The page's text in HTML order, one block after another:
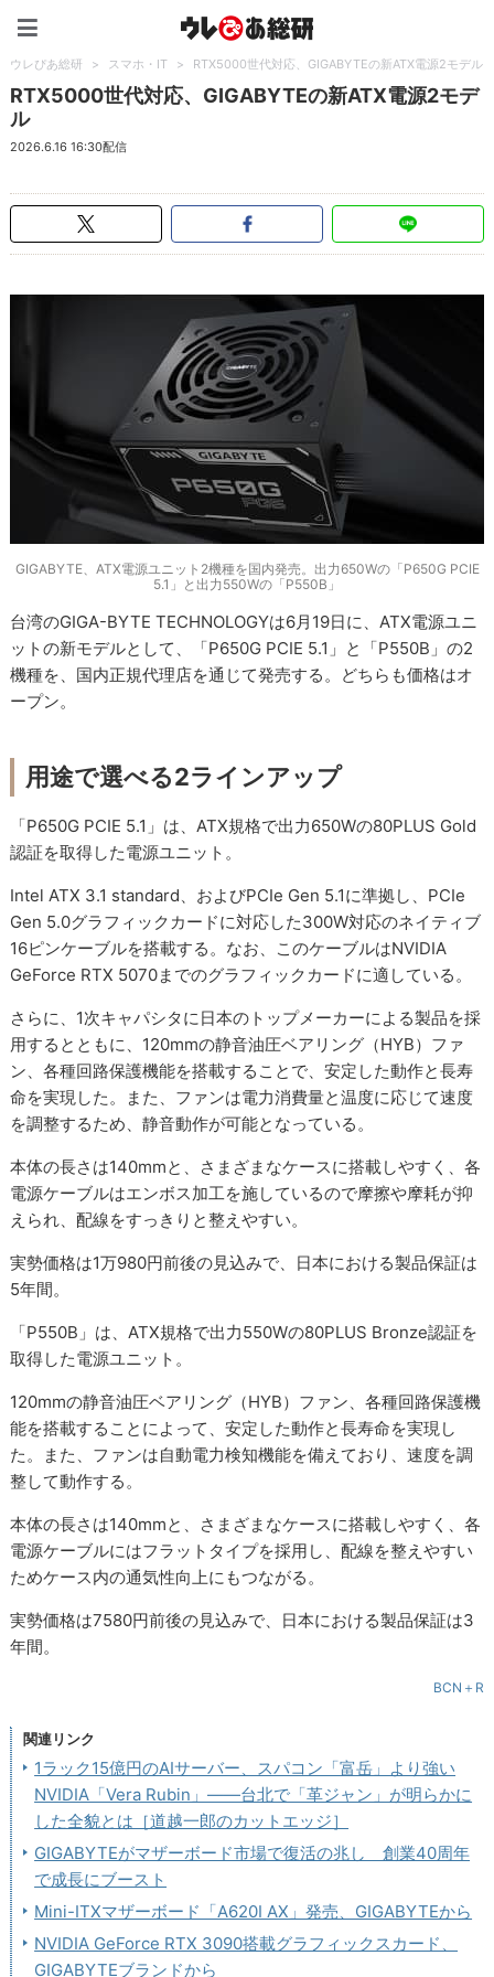
ウレぴあ総研 > スマホ・IT > RTX5000世代対応、GIGABYTEの新ATX電源2モデル
RTX5000世代対応、GIGABYTEの新ATX電源2モデ
ル
2026.6.16 16:30配信
GIGABYTE、ATX電源ユニット2機種を国内発売。出力650Wの「P650G PCIE
5.1」と出力550Wの「P550B」
台湾のGIGA-BYTE TECHNOLOGYは6月19日に、ATX電源ユニ
ットの新モデルとして、「P650G PCIE 5.1」と「P550B」の2
機種を、国内正規代理店を通じて発売する。どちらも価格はオ
ープン。
用途で選べる2ラインアップ
「P650G PCIE 5.1」は、ATX規格で出力650Wの80PLUS Gold
認証を取得した電源ユニット。
Intel ATX 3.1 standard、およびPCIe Gen 5.1に準拠し、PCIe
Gen 5.0グラフィックカードに対応した300W対応のネイティブ
16ピンケーブルを搭載する。なお、このケーブルはNVIDIA
GeForce RTX 5070までのグラフィックカードに適している。
さらに、1次キャパシタに日本のトップメーカーによる製品を採
用するとともに、120mmの静音油圧ベアリング（HYB）ファ
ン、各種回路保護機能を搭載することで、安定した動作と長寿
命を実現した。また、ファンは電力消費量と温度に応じて速度
を調整するため、静音動作が可能となっている。
本体の長さは140mmと、さまざまなケースに搭載しやすく、各
電源ケーブルはエンボス加工を施しているので摩擦や摩耗が抑
えられ、配線をすっきりと整えやすい。
実勢価格は1万980円前後の見込みで、日本における製品保証は
5年間。
「P550B」は、ATX規格で出力550Wの80PLUS Bronze認証を
取得した電源ユニット。
120mmの静音油圧ベアリング（HYB）ファン、各種回路保護機
能を搭載することによって、安定した動作と長寿命を実現し
た。また、ファンは自動電力検知機能を備えており、速度を調
整して動作する。
本体の長さは140mmと、さまざまなケースに搭載しやすく、各
電源ケーブルにはフラットタイプを採用し、配線を整えやすい
ためケース内の通気性向上にもつながる。
実勢価格は7580円前後の見込みで、日本における製品保証は3
年間。
BCN＋R
関連リンク
1ラック15億円のAIサーバー、スパコン「富岳」より強い
NVIDIA「Vera Rubin」――台北で「革ジャン」が明らかに
した全貌とは［道越一郎のカットエッジ］
GIGABYTEがマザーボード市場で復活の兆し 創業40周年
で成長にブースト
Mini-ITXマザーボード「A620I AX」発売、GIGABYTEから
NVIDIA GeForce RTX 3090搭載グラフィックスカード、
GIGABYTEブランドから